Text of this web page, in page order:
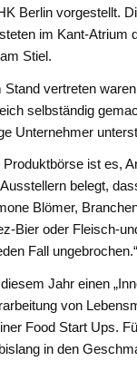
Berlin vorgestellt.
im Kant-Atrium
Stiel.
vertreten
selbständig
Unternehmer
ist es,
belegt,
Blömer,
Bier oder Fleisch-
Fall ungebrochen.“
Jahr einen
von
Food Start Ups.
in den